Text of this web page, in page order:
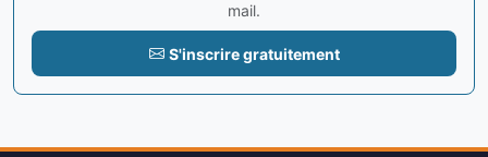
mail.
S'inscrire gratuitement